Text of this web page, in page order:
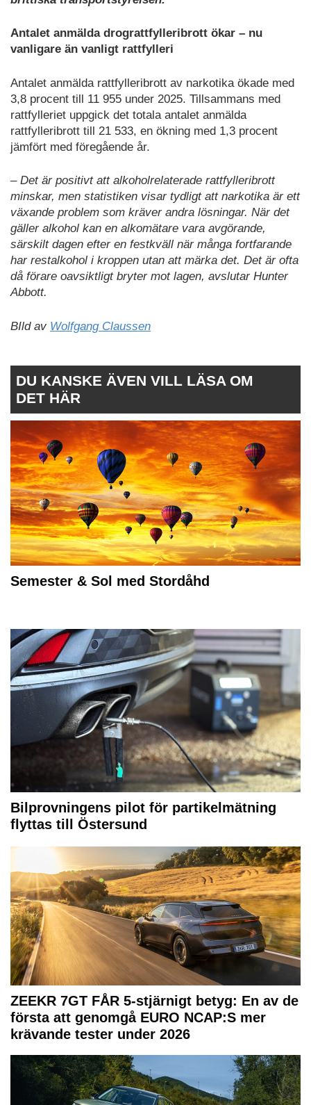
Antalet anmälda drograttfylleribrott ökar – nu
vanligare än vanligt rattfylleri
Antalet anmälda rattfylleribrott av narkotika ökade med
3,8 procent till 11 955 under 2025. Tillsammans med
rattfylleriet uppgick det totala antalet anmälda
rattfylleribrott till 21 533, en ökning med 1,3 procent
jämfört med föregående år.
– Det är positivt att alkoholrelaterade rattfylleribrott
minskar, men statistiken visar tydligt att narkotika är ett
växande problem som kräver andra lösningar. När det
gäller alkohol kan en alkomätare vara avgörande,
särskilt dagen efter en festkväll när många fortfarande
har restalkohol i kroppen utan att märka det. Det är ofta
då förare oavsiktligt bryter mot lagen, avslutar Hunter
Abbott.
BIld av Wolfgang Claussen
DU KANSKE ÄVEN VILL LÄSA OM
DET HÄR
Semester & Sol med Stordåhd
Bilprovningens pilot för partikelmätning
flyttas till Östersund
ZEEKR 7GT FÅR 5-stjärnigt betyg: En av de
första att genomgå EURO NCAP:S mer
krävande tester under 2026